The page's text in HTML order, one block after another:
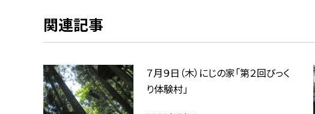
関連記事
７月９日（木）にじの家「第２回びっく
り体験村」